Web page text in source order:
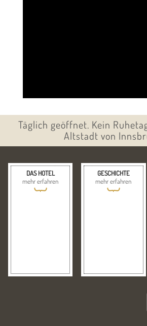
Täglich geöffnet. Kein
Altstadt von
DAS HOTEL
mehr erfahren
{
GESCHICHTE
mehr erfahren
{